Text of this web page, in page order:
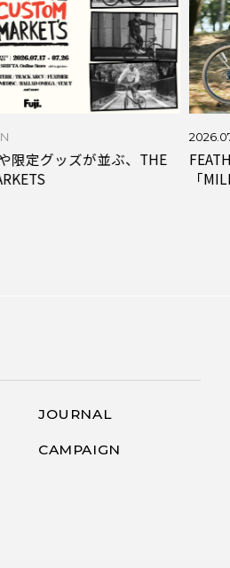
を受け継ぐニューモデル
リーズを発表
JOURNAL
CAMPAIGN